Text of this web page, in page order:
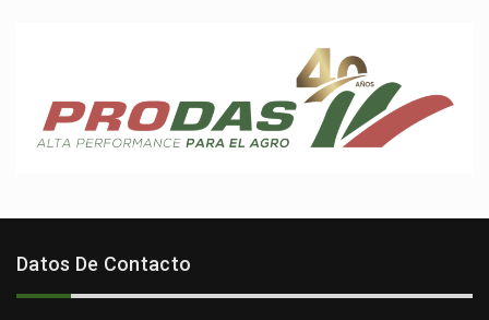
Datos De Contacto